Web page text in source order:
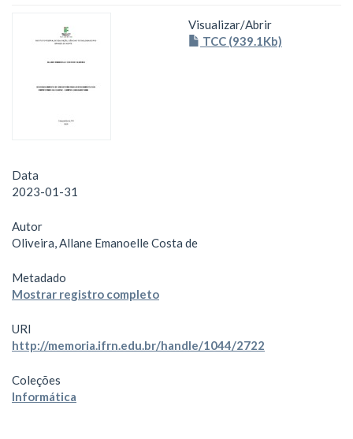
Visualizar/Abrir
TCC (939.1Kb)
Data
2023-01-31
Autor
Oliveira, Allane Emanoelle Costa de
Metadado
Mostrar registro completo
URI
http://memoria.ifrn.edu.br/handle/1044/2722
Coleções
Informática